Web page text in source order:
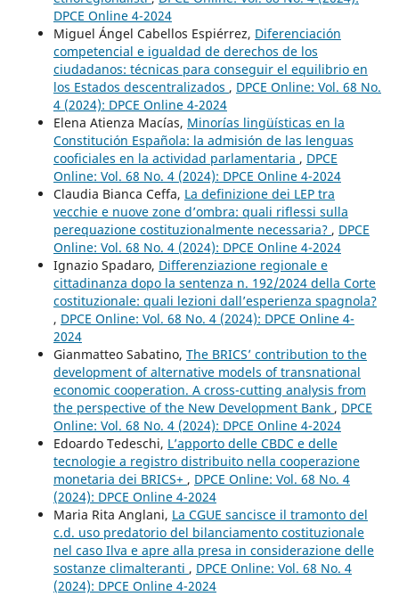
DPCE Online 4-2024
Miguel Ángel Cabellos Espiérrez, Diferenciación
competencial e igualdad de derechos de los
ciudadanos: técnicas para conseguir el equilibrio en
los Estados descentralizados , DPCE Online: Vol. 68 No.
4 (2024): DPCE Online 4-2024
Elena Atienza Macías, Minorías lingüísticas en la
Constitución Española: la admisión de las lenguas
cooficiales en la actividad parlamentaria , DPCE
Online: Vol. 68 No. 4 (2024): DPCE Online 4-2024
Claudia Bianca Ceffa, La definizione dei LEP tra
vecchie e nuove zone d’ombra: quali riflessi sulla
perequazione costituzionalmente necessaria? , DPCE
Online: Vol. 68 No. 4 (2024): DPCE Online 4-2024
Ignazio Spadaro, Differenziazione regionale e
cittadinanza dopo la sentenza n. 192/2024 della Corte
costituzionale: quali lezioni dall’esperienza spagnola?
, DPCE Online: Vol. 68 No. 4 (2024): DPCE Online 4-
2024
Gianmatteo Sabatino, The BRICS’ contribution to the
development of alternative models of transnational
economic cooperation. A cross-cutting analysis from
the perspective of the New Development Bank , DPCE
Online: Vol. 68 No. 4 (2024): DPCE Online 4-2024
Edoardo Tedeschi, L’apporto delle CBDC e delle
tecnologie a registro distribuito nella cooperazione
monetaria dei BRICS+ , DPCE Online: Vol. 68 No. 4
(2024): DPCE Online 4-2024
Maria Rita Anglani, La CGUE sancisce il tramonto del
c.d. uso predatorio del bilanciamento costituzionale
nel caso Ilva e apre alla presa in considerazione delle
sostanze climalteranti , DPCE Online: Vol. 68 No. 4
(2024): DPCE Online 4-2024